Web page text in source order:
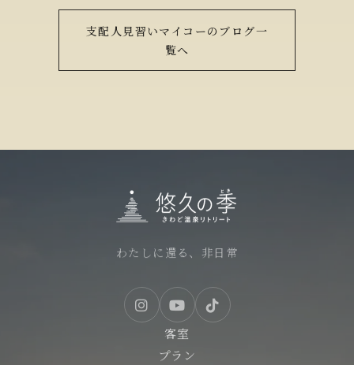
支配人見習いマイコーのブログ一
覧へ
わたしに還る、非日常
客室
プラン